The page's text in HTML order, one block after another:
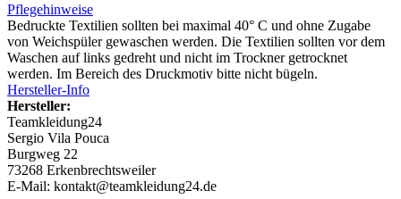
Pflegehinweise
Bedruckte Textilien sollten bei maximal 40° C und ohne Zugabe
von Weichspüler gewaschen werden. Die Textilien sollten vor dem
Waschen auf links gedreht und nicht im Trockner getrocknet
werden. Im Bereich des Druckmotiv bitte nicht bügeln.
Hersteller-Info
Hersteller:
Teamkleidung24
Sergio Vila Pouca
Burgweg 22
73268 Erkenbrechtsweiler
E-Mail: kontakt@teamkleidung24.de